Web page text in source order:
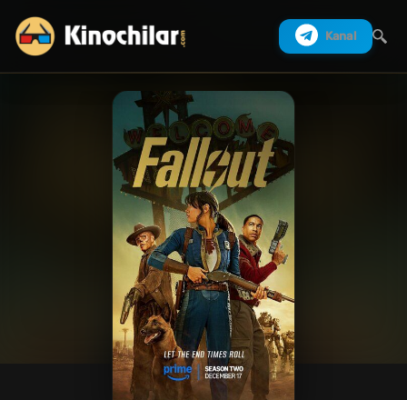
Kanal